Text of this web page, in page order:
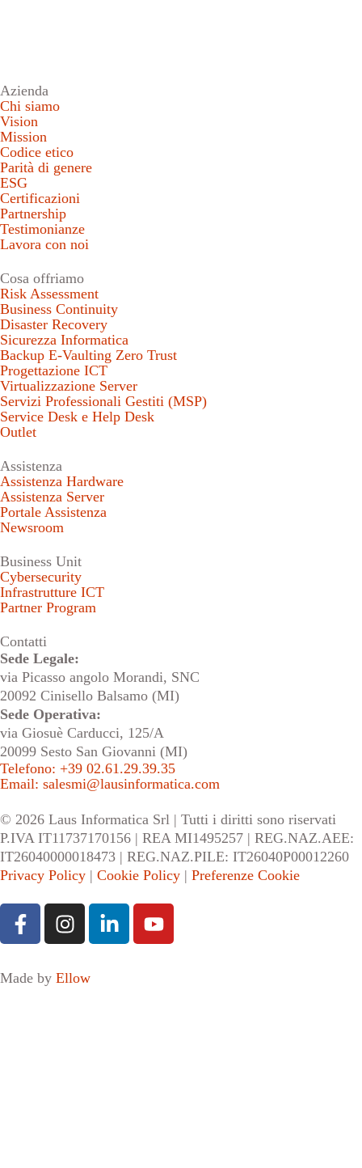
Azienda
Chi siamo
Vision
Mission
Codice etico
Parità di genere
ESG
Certificazioni
Partnership
Testimonianze
Lavora con noi
Cosa offriamo
Risk Assessment
Business Continuity
Disaster Recovery
Sicurezza Informatica
Backup E-Vaulting Zero Trust
Progettazione ICT
Virtualizzazione Server
Servizi Professionali Gestiti (MSP)
Service Desk e Help Desk
Outlet
Assistenza
Assistenza Hardware
Assistenza Server
Portale Assistenza
Newsroom
Business Unit
Cybersecurity
Infrastrutture ICT
Partner Program
Contatti
Sede Legale:
via Picasso angolo Morandi, SNC
20092 Cinisello Balsamo (MI)
Sede Operativa:
via Giosuè Carducci, 125/A
20099 Sesto San Giovanni (MI)
Telefono: +39 02.61.29.39.35
Email: salesmi@lausinformatica.com
© 2026 Laus Informatica Srl | Tutti i diritti sono riservati
P.IVA IT11737170156 | REA MI1495257 | REG.NAZ.AEE:
IT26040000018473 | REG.NAZ.PILE: IT26040P00012260
Privacy Policy | Cookie Policy | Preferenze Cookie
Made by Ellow